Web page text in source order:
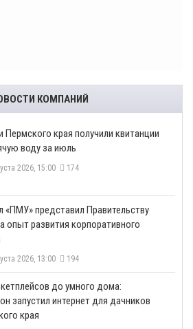
КОМПАНИЙ
Пермского края получили квитанции
воду за июль
2026, 15:00 174
«ПМУ» представил Правительству
опыт развития корпоративного
2026, 13:00 194
до умного дома:
запустил интернет для дачников
края